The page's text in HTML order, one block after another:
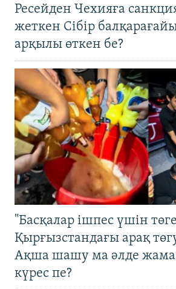
Ресейден Чехияға
жеткен Сібір
арқылы өткен бе?
"Басқалар ішпес үшін
Қырғызстандағы арақ
Ақша шашу ма әлде
күрес пе?